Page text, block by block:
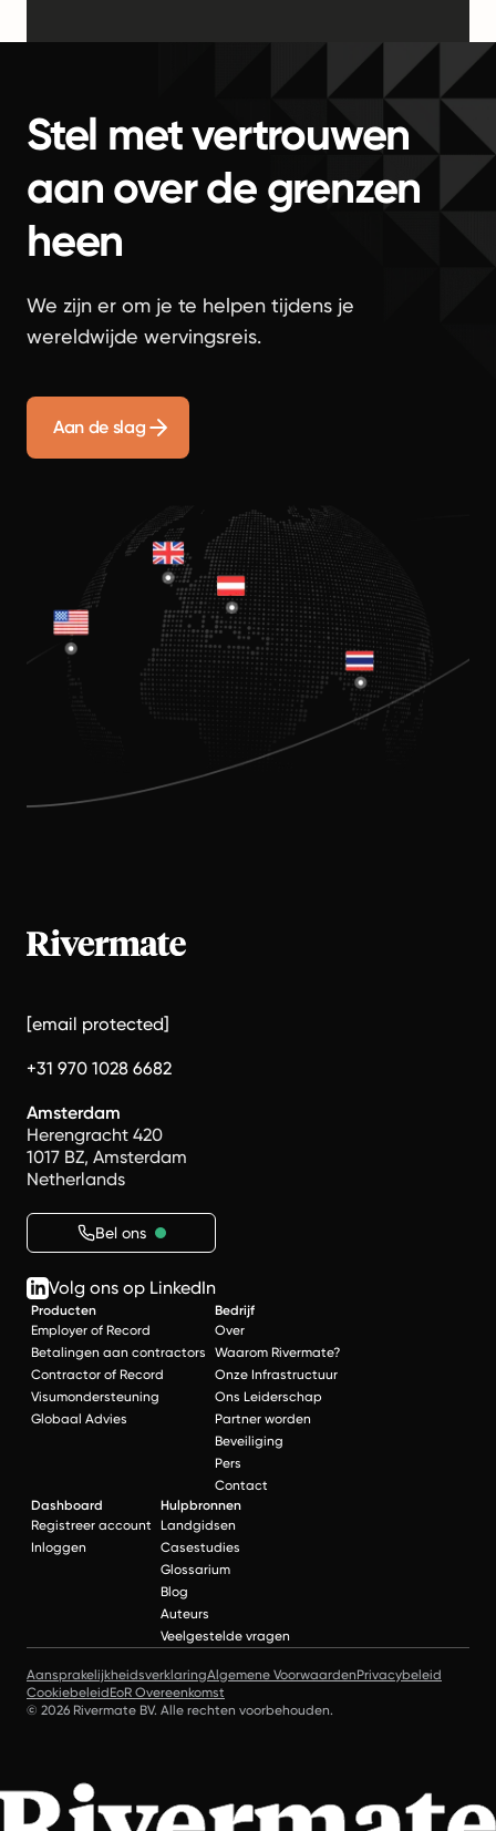
Stel met vertrouwen
aan over de grenzen
heen
We zijn er om je te helpen tijdens je
wereldwijde wervingsreis.
Aan de slag
[email protected]
+31 970 1028 6682
Amsterdam
Herengracht 420
1017 BZ, Amsterdam
Netherlands
Bel ons
Volg ons op LinkedIn
Producten
Employer of Record
Betalingen aan contractors
Contractor of Record
Visumondersteuning
Globaal Advies
Bedrijf
Over
Waarom Rivermate?
Onze Infrastructuur
Ons Leiderschap
Partner worden
Beveiliging
Pers
Contact
Dashboard
Registreer account
Inloggen
Hulpbronnen
Landgidsen
Casestudies
Glossarium
Blog
Auteurs
Veelgestelde vragen
AansprakelijkheidsverklaringAlgemene VoorwaardenPrivacybeleid
CookiebeleidEoR Overeenkomst
© 2026 Rivermate BV. Alle rechten voorbehouden.